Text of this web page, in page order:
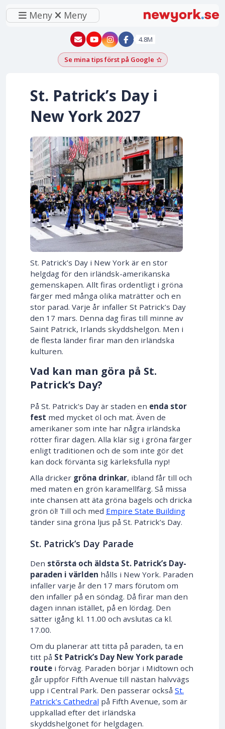
Meny Meny
New York - YouTube
New York - Instagram
4.8M
Se mina tips först på GoogleLägg till som
St. Patrick’s Day i
New York 2027
St. Patrick’s Day i New York är en stor
helgdag för den irländsk-amerikanska
gemenskapen. Allt firas ordentligt i gröna
färger med många olika maträtter och en
stor parad. Varje år infaller St Patrick’s Day
den 17 mars. Denna dag firas till minne av
Saint Patrick, Irlands skyddshelgon. Men i
de flesta länder firar man den irländska
kulturen.
Vad kan man göra på St.
Patrick’s Day?
På St. Patrick’s Day är staden en enda stor
fest med mycket öl och mat. Även de
amerikaner som inte har några irländska
rötter firar dagen. Alla klär sig i gröna färger
enligt traditionen och de som inte gör det
kan dock förvänta sig kärleksfulla nyp!
Alla dricker gröna drinkar, ibland får till och
med maten en grön karamellfärg. Så missa
inte chansen att äta gröna bagels och dricka
grön öl! Till och med Empire State Building
tänder sina gröna ljus på St. Patrick’s Day.
St. Patrick’s Day Parade
Den största och äldsta St. Patrick’s Day-
paraden i världen hålls i New York. Paraden
infaller varje år den 17 mars förutom om
den infaller på en söndag. Då firar man den
dagen innan istället, på en lördag. Den
sätter igång kl. 11.00 och avslutas ca kl.
17.00.
Om du planerar att titta på paraden, ta en
titt på St Patrick’s Day New York parade
route i förväg. Paraden börjar i Midtown och
går uppför Fifth Avenue till nästan halvvägs
upp i Central Park. Den passerar också St.
Patrick’s Cathedral på Fifth Avenue, som är
uppkallad efter det irländska
skyddshelgonet för helgdagen.